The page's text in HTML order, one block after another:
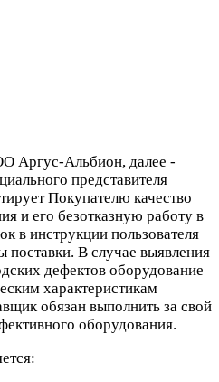
Аргус-Альбион, далее -
представителя
Покупателю качество
и его безотказную работу в
в инструкции пользователя
поставки. В случае выявления
дефектов оборудование
характеристикам
обязан выполнить за свой
оборудования.